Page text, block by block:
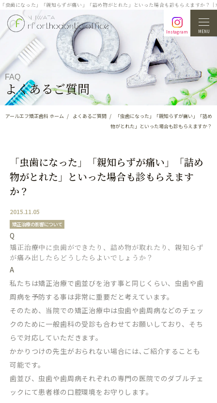
「虫歯になった」「親知らずが痛い」「詰め物がとれた」といった場合も診もらえますか？
Instagram MENU
FAQ
よくあるご質問
アールエフ矯正歯科 ホーム よくあるご質問
「虫歯になった」「親知らずが痛い」「詰め
物がとれた」といった場合も診もらえますか？
「虫歯になった」「親知らずが痛い」「詰め
物がとれた」といった場合も診もらえます
か？
2015.11.05
矯正治療の影響について
Q
矯正治療中に虫歯ができたり、詰め物が取れたり、親知らず
が痛み出したらどうしたらよいでしょうか？
A
私たちは矯正治療で歯並びを治す事と同じくらい、虫歯や歯
周病を予防する事は非常に重要だと考えています。
そのため、当院での矯正治療中は虫歯や歯周病などのチェッ
クのために一般歯科の受診も合わせてお願いしており、そち
らで対応していただきます。
かかりつけの先生がおられない場合には､ご紹介することも
可能です。
歯並び、虫歯や歯周病それぞれの専門の医院でのダブルチェ
ックにて患者様の口腔環境をお守りします。